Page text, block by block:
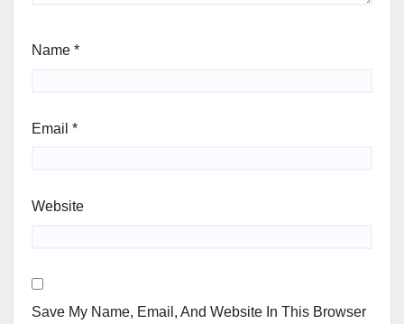
Name *
Email *
Website
Save My Name, Email, And Website In This Browser